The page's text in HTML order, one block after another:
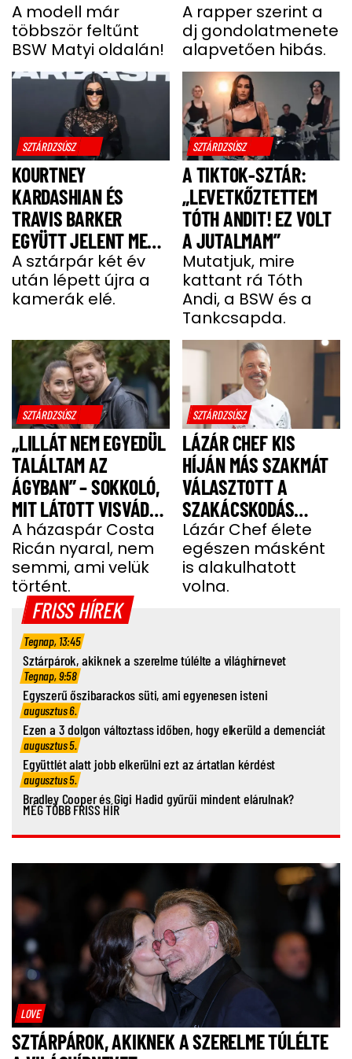
HUNGARY VERSENYZŐ
A modell már
többször feltűnt
BSW Matyi oldalán!
GONDOLATMENET
ZSÁKUTCA”
A rapper szerint a
dj gondolatmenete
alapvetően hibás.
SZTÁRDZSÚSZ
KOURTNEY
KARDASHIAN ÉS
TRAVIS BARKER
EGYÜTT JELENT MEG
A VÖRÖS SZŐNYEGEN
A sztárpár két év
után lépett újra a
kamerák elé.
SZTÁRDZSÚSZ
A TIKTOK-SZTÁR:
„LEVETKŐZTETTEM
TÓTH ANDIT! EZ VOLT
A JUTALMAM”
Mutatjuk, mire
kattant rá Tóth
Andi, a BSW és a
Tankcsapda.
SZTÁRDZSÚSZ
„LILLÁT NEM EGYEDÜL
TALÁLTAM AZ
ÁGYBAN” – SOKKOLÓ,
MIT LÁTOTT VISVÁDER
TAMÁS
A házaspár Costa
Ricán nyaral, nem
semmi, ami velük
történt.
SZTÁRDZSÚSZ
LÁZÁR CHEF KIS
HÍJÁN MÁS SZAKMÁT
VÁLASZTOTT A
SZAKÁCSKODÁS
HELYETT
Lázár Chef élete
egészen másként
is alakulhatott
volna.
FRISS HÍREK
Tegnap, 13:45
Sztárpárok, akiknek a szerelme túlélte a világhírnevet
Tegnap, 9:58
Egyszerű őszibarackos süti, ami egyenesen isteni
augusztus 6.
Ezen a 3 dolgon változtass időben, hogy elkerüld a demenciát
augusztus 5.
Együttlét alatt jobb elkerülni ezt az ártatlan kérdést
augusztus 5.
Bradley Cooper és Gigi Hadid gyűrűi mindent elárulnak?
MÉG TÖBB FRISS HÍR
LOVE
SZTÁRPÁROK, AKIKNEK A SZERELME TÚLÉLTE